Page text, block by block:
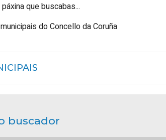
que buscabas...
do Concello da Coruña
buscador